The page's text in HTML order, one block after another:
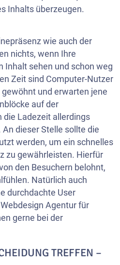
Inhalts überzeugen.
wie auch der
nichts, wenn Ihre
Inhalt sehen und schon weg
Zeit sind Computer-Nutzer
und erwarten jene
auf der
die Ladezeit allerdings
dieser Stelle sollte die
werden, um ein schnelles
zu gewährleisten. Hierfür
den Besuchern belohnt,
Natürlich auch
durchdachte User
Agentur für
gerne bei der
TREFFEN –